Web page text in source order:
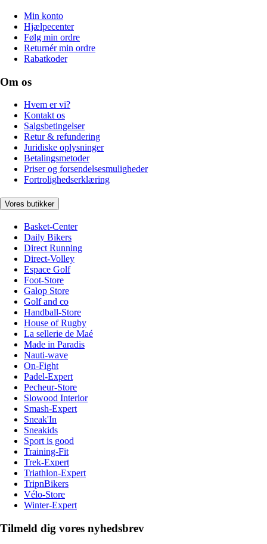
Min konto
Hjælpecenter
Følg min ordre
Returnér min ordre
Rabatkoder
Om os
Hvem er vi?
Kontakt os
Salgsbetingelser
Retur & refundering
Juridiske oplysninger
Betalingsmetoder
Priser og forsendelsesmuligheder
Fortrolighedserklæring
Vores butikker
Basket-Center
Daily Bikers
Direct Running
Direct-Volley
Espace Golf
Foot-Store
Galop Store
Golf and co
Handball-Store
House of Rugby
La sellerie de Maé
Made in Paradis
Nauti-wave
On-Fight
Padel-Expert
Pecheur-Store
Slowood Interior
Smash-Expert
Sneak'In
Sneakids
Sport is good
Training-Fit
Trek-Expert
Triathlon-Expert
TripnBikers
Vélo-Store
Winter-Expert
Tilmeld dig vores nyhedsbrev